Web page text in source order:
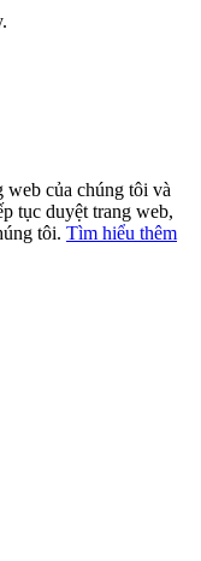
web của chúng tôi và
tục duyệt trang web,
tôi. Tìm hiểu thêm